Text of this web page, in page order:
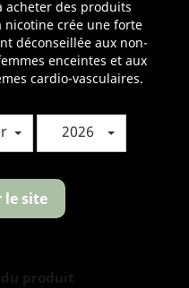
PANIER
produit
acheter des produits
nicotine crée une forte
déconseillée aux non-
enceintes et aux
cardio-vasculaires.
2026
le site